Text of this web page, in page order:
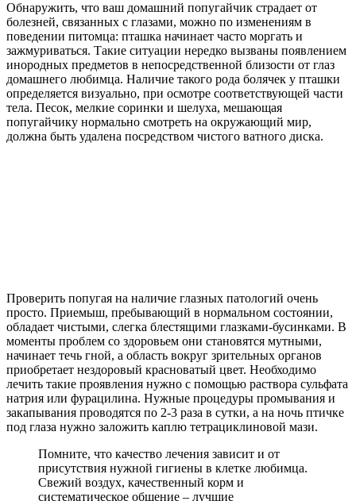
Обнаружить, что ваш домашний попугайчик страдает от
болезней, связанных с глазами, можно по изменениям в
поведении питомца: пташка начинает часто моргать и
зажмуриваться. Такие ситуации нередко вызваны появлением
инородных предметов в непосредственной близости от глаз
домашнего любимца. Наличие такого рода болячек у пташки
определяется визуально, при осмотре соответствующей части
тела. Песок, мелкие соринки и шелуха, мешающая
попугайчику нормально смотреть на окружающий мир,
должна быть удалена посредством чистого ватного диска.
Проверить попугая на наличие глазных патологий очень
просто. Приемыш, пребывающий в нормальном состоянии,
обладает чистыми, слегка блестящими глазками-бусинками. В
моменты проблем со здоровьем они становятся мутными,
начинает течь гной, а область вокруг зрительных органов
приобретает нездоровый красноватый цвет. Необходимо
лечить такие проявления нужно с помощью раствора сульфата
натрия или фурацилина. Нужные процедуры промывания и
закапывания проводятся по 2-3 раза в сутки, а на ночь птичке
под глаза нужно заложить каплю тетрациклиновой мази.
Помните, что качество лечения зависит и от
присутствия нужной гигиены в клетке любимца.
Свежий воздух, качественный корм и
систематическое общение – лучшие